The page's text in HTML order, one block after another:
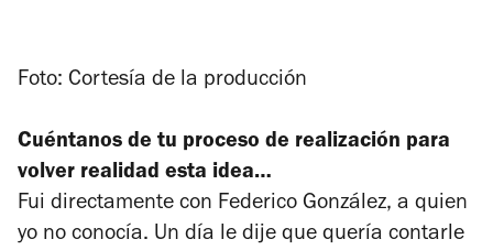
Foto: Cortesía de la producción
Cuéntanos de tu proceso de realización para
volver realidad esta idea…
Fui directamente con Federico González, a quien
yo no conocía. Un día le dije que quería contarle